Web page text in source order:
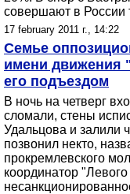
совершают в России
17 february 2011 г., 14:22
Семье
имени движения
его подъездом
В ночь на четверг
сломали, стены
Удальцова и залили
позвонил некто,
прокремлевского
координатор